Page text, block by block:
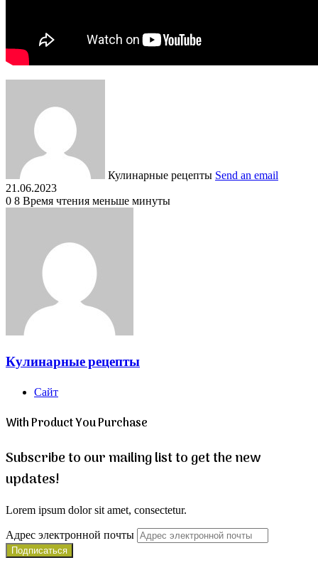
Кулинарные рецепты Send an email
21.06.2023
0 8 Время чтения меньше минуты
Кулинарные рецепты
Сайт
With Product You Purchase
Subscribe to our mailing list to get the new
updates!
Lorem ipsum dolor sit amet, consectetur.
Адрес электронной почты